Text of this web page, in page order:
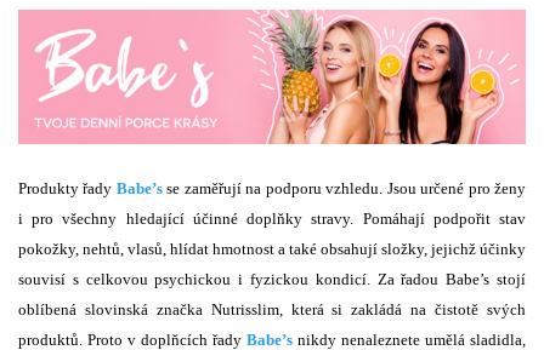
Produkty řady Babe’sse zaměřují na podporu vzhledu. Jsou určené pro ženy
i pro všechny hledající účinné doplňky stravy. Pomáhají podpořit stav
pokožky, nehtů, vlasů, hlídat hmotnost a také obsahují složky, jejichž účinky
souvisí s celkovou psychickou i fyzickou kondicí. Za řadou Babe’s stojí
oblíbená slovinská značka Nutrisslim, která si zakládá na čistotě svých
produktů. Proto v doplňcích řady Babe’s nikdy nenaleznete umělá sladidla,